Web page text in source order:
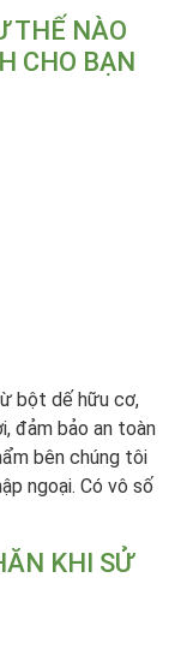
THẾ NÀO
CHO BẠN
bột dế hữu cơ,
đảm bảo an toàn
bên chúng tôi
ngoại. Có vô số
KHI SỬ